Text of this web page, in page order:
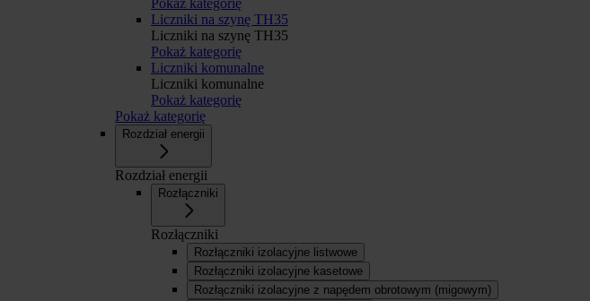
Pokaż kategorię
Liczniki na szynę TH35
Liczniki na szynę TH35
Pokaż kategorię
Liczniki komunalne
Liczniki komunalne
Pokaż kategorię
Pokaż kategorię
Rozdział energii
Rozdział energii
Rozłączniki
Rozłączniki
Rozłączniki izolacyjne listwowe
Rozłączniki izolacyjne kasetowe
Rozłączniki izolacyjne z napędem obrotowym (migowym)